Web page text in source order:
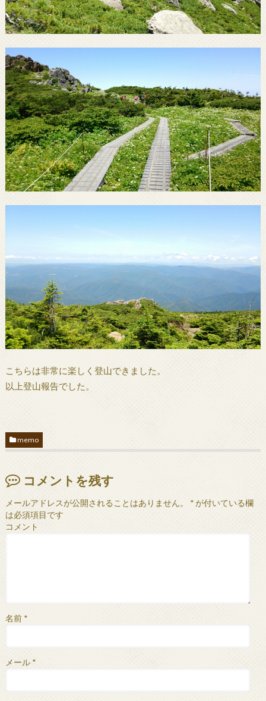
こちらは非常に楽しく登山できました。
以上登山報告でした。
memo
コメントを残す
メールアドレスが公開されることはありません。 *が付いている欄
は必須項目です
コメント
名前 *
メール *